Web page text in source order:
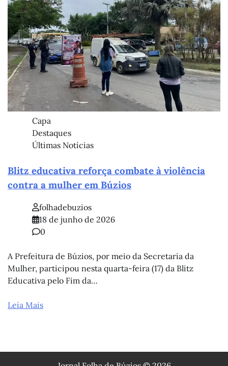
Capa
Destaques
Últimas Notícias
Blitz educativa reforça combate à violência
contra a mulher em Búzios
folhadebuzios
18 de junho de 2026
0
A Prefeitura de Búzios, por meio da Secretaria da
Mulher, participou nesta quarta-feira (17) da Blitz
Educativa pelo Fim da…
Leia Mais